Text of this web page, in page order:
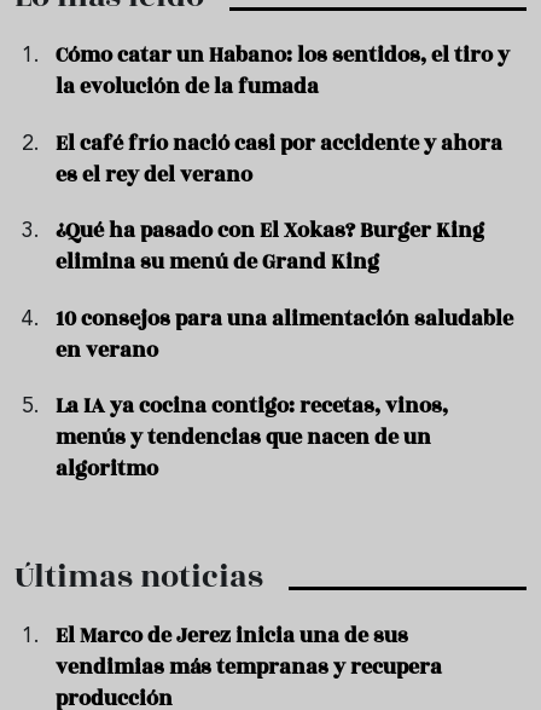
Cómo catar un Habano: los sentidos, el tiro y
la evolución de la fumada
El café frío nació casi por accidente y ahora
es el rey del verano
¿Qué ha pasado con El Xokas? Burger King
elimina su menú de Grand King
10 consejos para una alimentación saludable
en verano
La IA ya cocina contigo: recetas, vinos,
menús y tendencias que nacen de un
algoritmo
Últimas noticias
El Marco de Jerez inicia una de sus
vendimias más tempranas y recupera
producción